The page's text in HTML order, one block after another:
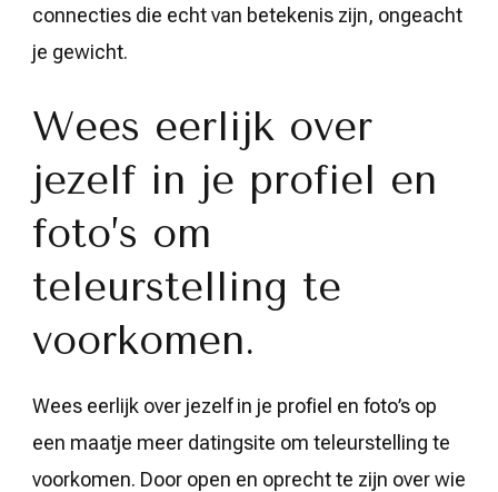
connecties die echt van betekenis zijn, ongeacht
je gewicht.
Wees eerlijk over
jezelf in je profiel en
foto’s om
teleurstelling te
voorkomen.
Wees eerlijk over jezelf in je profiel en foto’s op
een maatje meer datingsite om teleurstelling te
voorkomen. Door open en oprecht te zijn over wie